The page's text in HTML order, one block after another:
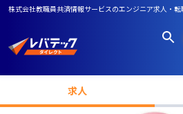
株式会社教職員共済情報サービスのエンジニア求人・
求人